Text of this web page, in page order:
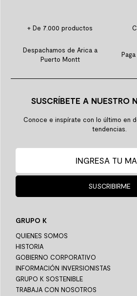
+ De 7.000 productos
Despachamos de Arica a
Puerto Montt
SUSCRÍBETE A NUESTRO
Conoce e inspírate con lo último en
tendencias.
SUSCRIBIRME
GRUPO K
QUIENES SOMOS
HISTORIA
GOBIERNO CORPORATIVO
INFORMACIÓN INVERSIONISTAS
GRUPO K SOSTENIBLE
TRABAJA CON NOSOTROS